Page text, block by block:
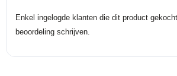
Enkel ingelogde klanten die dit product
beoordeling schrijven.